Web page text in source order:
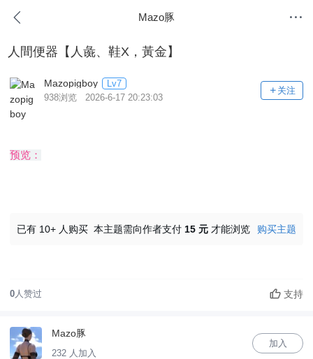
Mazo豚
人間便器【人彘、鞋X，黃金】
Mazopigboy
Lv7
938浏览 2026-6-17 20:23:03
关注
预览：
购买主题
已有 10+ 人购买 本主题需向作者支付 15 元 才能浏览
0人赞过 支持
Mazo豚
232 人加入
加入